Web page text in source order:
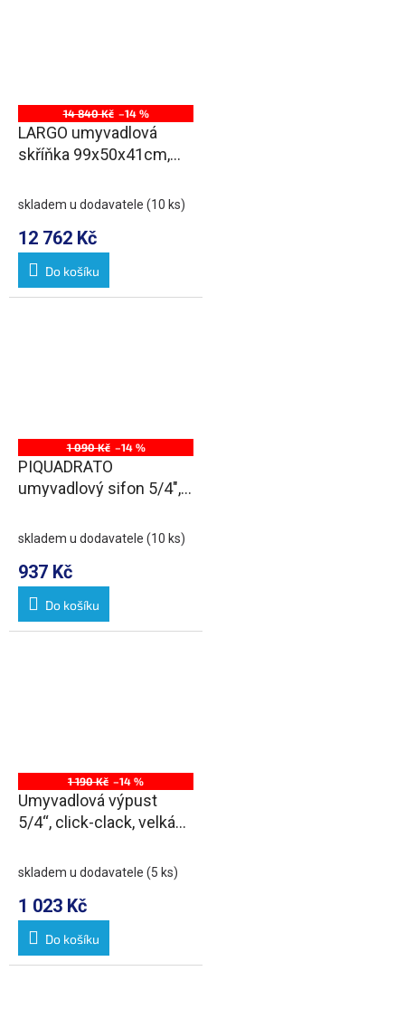
14 840 Kč –14 %
LARGO umyvadlová
skříňka 99x50x41cm,
skladem u dodavatele (10 ks)
12 762 Kč
Do košíku
1 090 Kč –14 %
PIQUADRATO
umyvadlový sifon 5/4",
ABS/chrom
skladem u dodavatele (10 ks)
937 Kč
Do košíku
1 190 Kč –14 %
Umyvadlová výpust
5/4“, click-clack, velká
mat
skladem u dodavatele (5 ks)
1 023 Kč
Do košíku